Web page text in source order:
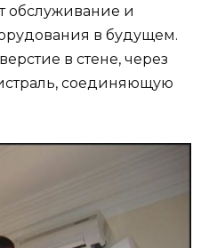
обслуживание и
в будущем.
в стене, через
соединяющую